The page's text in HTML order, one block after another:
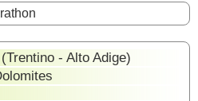
- Alto Adige)